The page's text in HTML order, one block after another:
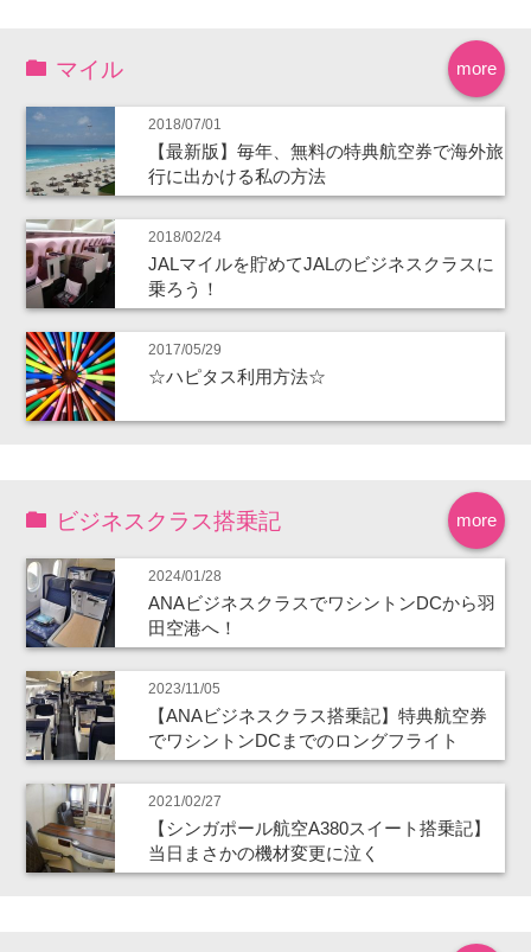
more
マイル
2018/07/01
【最新版】毎年、無料の特典航空券で海外旅
行に出かける私の方法
2018/02/24
JALマイルを貯めてJALのビジネスクラスに
乗ろう！
2017/05/29
☆ハピタス利用方法☆
more
ビジネスクラス搭乗記
2024/01/28
ANAビジネスクラスでワシントンDCから羽
田空港へ！
2023/11/05
【ANAビジネスクラス搭乗記】特典航空券
でワシントンDCまでのロングフライト
2021/02/27
【シンガポール航空A380スイート搭乗記】
当日まさかの機材変更に泣く